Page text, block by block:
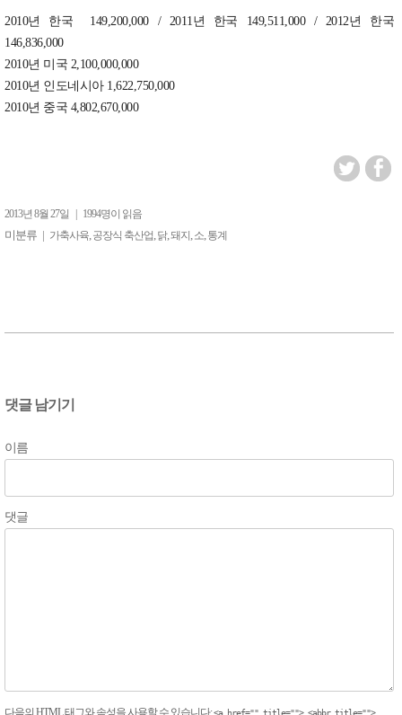
2010년 한국 149,200,000 / 2011년 한국 149,511,000 / 2012년 한국
146,836,000
2010년 미국 2,100,000,000
2010년 인도네시아 1,622,750,000
2010년 중국 4,802,670,000
2013년 8월 27일 1994명이 읽음
미분류 | 가축사육,공장식 축산업,닭,돼지 ,소,통계
댓글 남기기
이름
댓글
다음의 HTML태그와 속성을 사용할 수 있습니다:<a href="" title=""> <abbr title="">